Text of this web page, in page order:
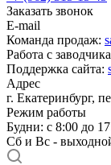
Заказать звонок
E-mail
Команда продаж:
Работа с
Поддержка сайта:
Адрес
г. Екатеринбург,
Режим работы
Будни: с 8:00 до
Сб и Вс -